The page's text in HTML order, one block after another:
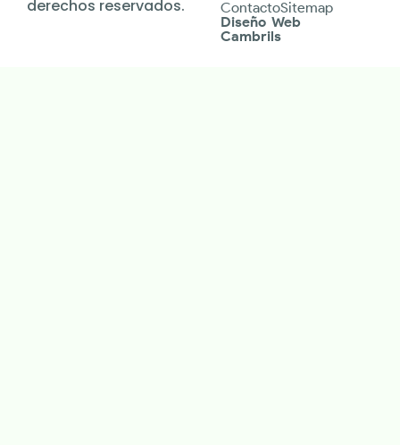
derechos reservados. ContactoSitemap
Diseño Web
Cambrils